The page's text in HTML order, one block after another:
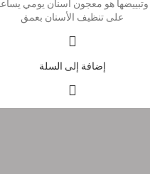
وتبييضها هو معجون أسنان يومي
على تنظيف الأسنان بعمق
إضافة إلى السلة